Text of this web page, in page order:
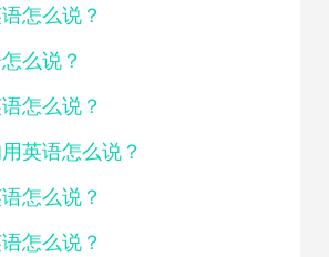
怎么说？
么说？
怎么说？
英语怎么说？
怎么说？
怎么说？